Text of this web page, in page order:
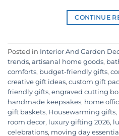
CONTINUE
Posted in Interior And Garden
trends, artisanal home goods,
comforts, budget-friendly gifts,
creative gift ideas, custom gift
friendly gifts, engraved cutting
handmade keepsakes, home
gift baskets, Housewarming gifts,
room decor, luxury gifting 2026,
celebrations, moving day